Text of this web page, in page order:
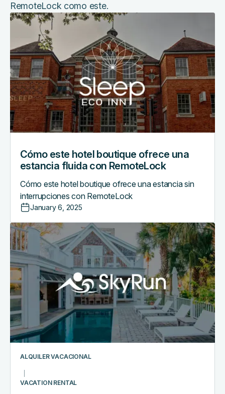
RemoteLock como este.
Cómo este hotel boutique ofrece una
estancia fluida con RemoteLock
Cómo este hotel boutique ofrece una estancia sin
interrupciones con RemoteLock
January 6, 2025
Cómo
hotel
boutique
ofrece
una
estancia
fluida
con
RemoteLock
ALQUILER VACACIONAL
VACATION RENTAL
Cómo
RemoteLock
Ayudó
a
Modernizar
Esta
Empresa
de
Alquileres
Vacacionales